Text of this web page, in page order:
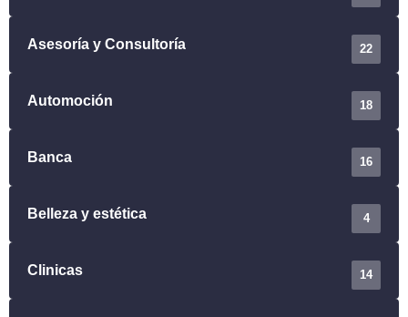
Asesoría y Consultoría 22
Automoción 18
Banca 16
Belleza y estética 4
Clinicas 14